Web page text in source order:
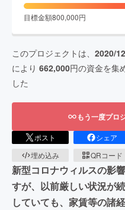
目標金額800,000円
このプロジェクトは、 2020/
により 662,000円の資金を集
した
もう一度プロ
ポスト シェア
埋め込み
QRコード
新型コロナウィルスの影
すが、以前厳しい状況が
していても、家賃等の諸